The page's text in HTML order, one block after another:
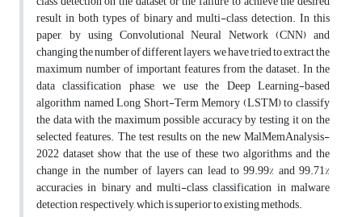
result in both types of binary and multi-class detection. In this
paper, by using Convolutional Neural Network (CNN) and
changing the number of different layers, we have tried to extract the
maximum number of important features from the dataset. In the
data classification phase, we use the Deep Learning-based
algorithm named Long Short-Term Memory (LSTM) to classify
the data with the maximum possible accuracy by testing it on the
selected features. The test results on the new MalMemAnalysis-
2022 dataset show that the use of these two algorithms and the
change in the number of layers can lead to 99.99% and 99.71%
accuracies in binary and multi-class classification in malware
detection, respectively, which is superior to existing methods.